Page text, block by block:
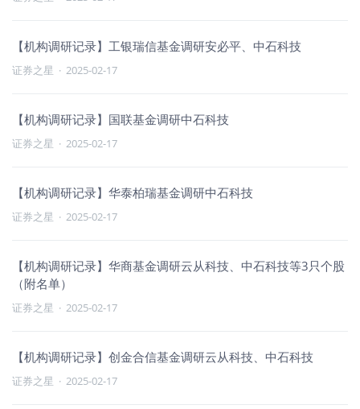
【机构调研记录】工银瑞信基金调研安必平、中石科技
证券之星 · 2025-02-17
【机构调研记录】国联基金调研中石科技
证券之星 · 2025-02-17
【机构调研记录】华泰柏瑞基金调研中石科技
证券之星 · 2025-02-17
【机构调研记录】华商基金调研云从科技、中石科技等3只个股
（附名单）
证券之星 · 2025-02-17
【机构调研记录】创金合信基金调研云从科技、中石科技
证券之星 · 2025-02-17